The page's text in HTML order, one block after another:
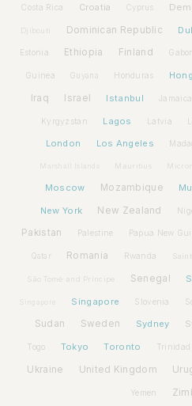
Costa Rica Croatia Cyprus
Djibouti Dominican Republic
Estonia Ethiopia Finland
Guinea Guyana Honduras
Iraq Israel Istanbul Jamaica
Kyrgyzstan Lagos Latvia
London Los Angeles
Marshall Islands Mauritius
Moscow Mozambique
New York New Zealand
Pakistan Palestine Papua New
Qatar Romania Rwanda
São Tomé and Príncipe Senegal
Singapore Slovenia
Sudan Sweden Sydney
Togo Tokyo Toronto Trinidad
Ukraine United Kingdom
Yemen